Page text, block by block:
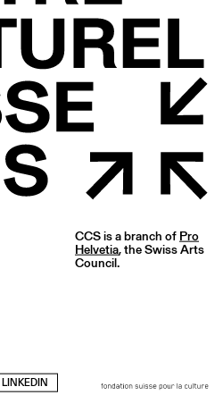
LINKEDIN
CCS is a branch of Pro
Helvetia, the Swiss Arts
Council.